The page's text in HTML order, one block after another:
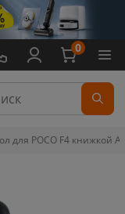
0
для POCO F4 книжкой